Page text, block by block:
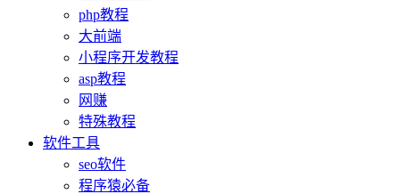
php教程
大前端
小程序开发教程
asp教程
网赚
特殊教程
软件工具
seo软件
程序猿必备